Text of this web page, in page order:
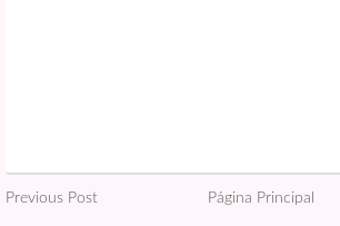
Previous Post Página Principal